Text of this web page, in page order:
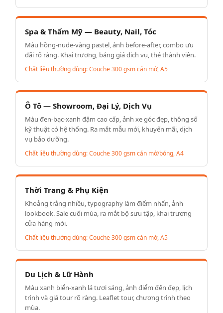
Spa & Thẩm Mỹ — Beauty, Nail, Tóc
Màu hồng-nude-vàng pastel, ảnh before-after, combo ưu
đãi rõ ràng. Khai trương, bảng giá dịch vụ, thẻ thành viên.
Chất liệu thường dùng: Couche 300 gsm cán mờ, A5
Ô Tô — Showroom, Đại Lý, Dịch Vụ
Màu đen-bạc-xanh đậm cao cấp, ảnh xe góc đẹp, thông số
kỹ thuật có hệ thống. Ra mắt mẫu mới, khuyến mãi, dịch
vụ bảo dưỡng.
Chất liệu thường dùng: Couche 300 gsm cán mờ/bóng, A4
Thời Trang & Phụ Kiện
Khoảng trắng nhiều, typography làm điểm nhấn, ảnh
lookbook. Sale cuối mùa, ra mắt bộ sưu tập, khai trương
cửa hàng mới.
Chất liệu thường dùng: Couche 300 gsm cán mờ, A5
Du Lịch & Lữ Hành
Màu xanh biển-xanh lá tươi sáng, ảnh điểm đến đẹp, lịch
trình và giá tour rõ ràng. Leaflet tour, chương trình theo
mùa.